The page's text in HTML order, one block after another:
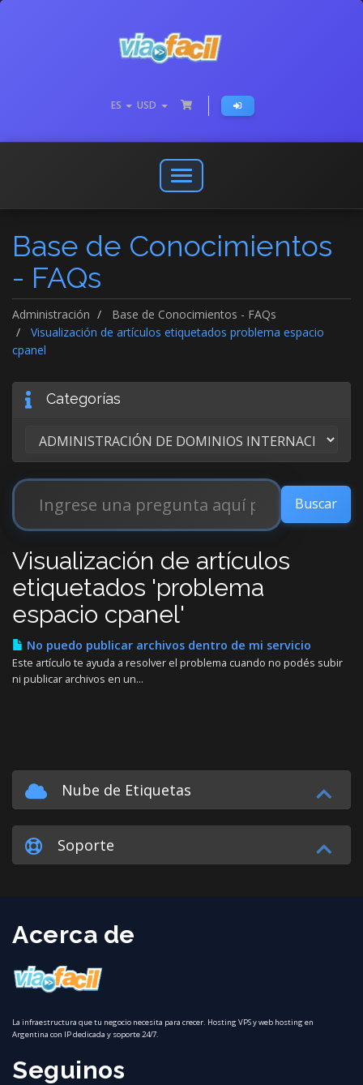
ES USD
Abrir
o
menú
de
Base de Conocimientos
- FAQs
Administración
Base de Conocimientos - FAQs
Visualización de artículos etiquetados problema espacio
cpanel
Categorías
Visualización de artículos
etiquetados 'problema
espacio cpanel'
No puedo publicar archivos dentro de mi servicio
Este artículo te ayuda a resolver el problema cuando no podés subir
ni publicar archivos en un...
Nube de Etiquetas
Soporte
Acerca de
La infraestructura que tu negocio necesita para crecer. Hosting VPS y web hosting en
Argentina con IP dedicada y soporte 24/7.
Seguinos